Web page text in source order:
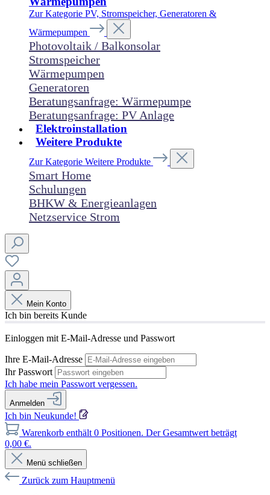
Zur Kategorie PV, Stromspeicher, Generatoren &
Wärmepumpen
Photovoltaik / Balkonsolar
Stromspeicher
Wärmepumpen
Generatoren
Beratungsanfrage: Wärmepumpe
Beratungsanfrage: PV Anlage
Elektroinstallation
Weitere Produkte
Zur Kategorie Weitere Produkte
Smart Home
Schulungen
BHKW & Energieanlagen
Netzservice Strom
Mein Konto
Ich bin bereits Kunde
Einloggen mit E-Mail-Adresse und Passwort
Ihre E-Mail-Adresse
Ihr Passwort
Ich habe mein Passwort vergessen.
Anmelden
Ich bin Neukunde!
Warenkorb enthält 0 Positionen. Der Gesamtwert beträgt
0,00 €.
Menü schließen
Zurück zum Hauptmenü